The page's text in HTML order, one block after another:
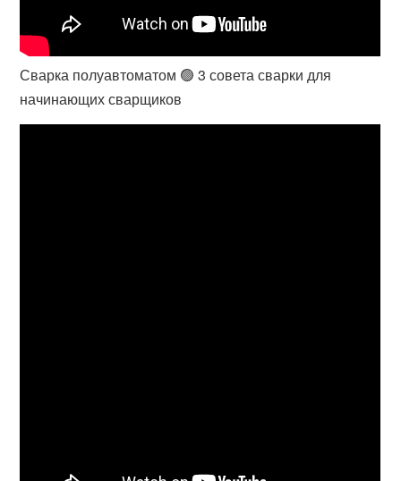
Сварка полуавтоматом 🟢 3 совета сварки для
начинающих сварщиков